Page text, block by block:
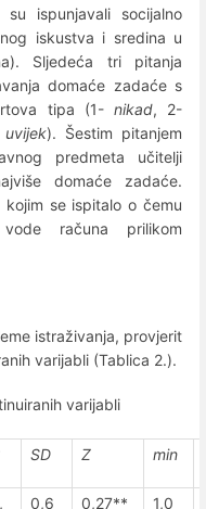
ispunjavali socijalno
iskustva i sredina u
Sljedeća tri pitanja
domaće zadaće s
tipa (1- nikad, 2-
uvijek). Šestim pitanjem
predmeta učitelji
domaće zadaće.
se ispitalo o čemu
računa prilikom
istraživanja, provjerit
varijabli (Tablica 2.).
varijabli
SD Z min
0,6 0,27** 1,0